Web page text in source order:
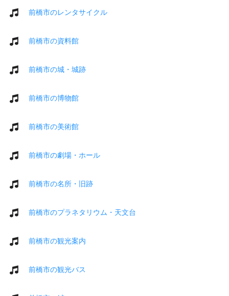
前橋市のレンタサイクル
前橋市の資料館
前橋市の城・城跡
前橋市の博物館
前橋市の美術館
前橋市の劇場・ホール
前橋市の名所・旧跡
前橋市のプラネタリウム・天文台
前橋市の観光案内
前橋市の観光バス